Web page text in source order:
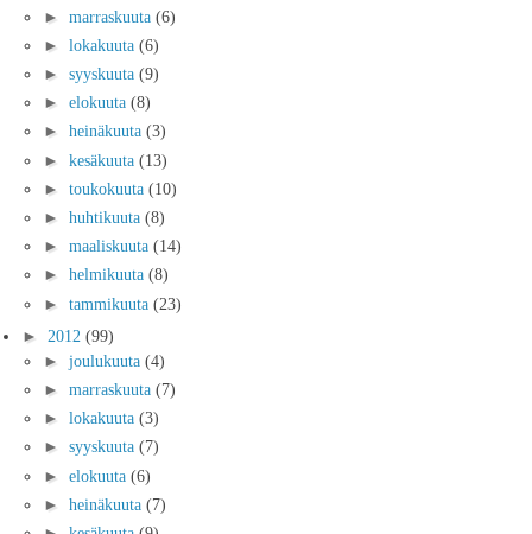
► marraskuuta (6)
► lokakuuta (6)
► syyskuuta (9)
► elokuuta (8)
► heinäkuuta (3)
► kesäkuuta (13)
► toukokuuta (10)
► huhtikuuta (8)
► maaliskuuta (14)
► helmikuuta (8)
► tammikuuta (23)
► 2012 (99)
► joulukuuta (4)
► marraskuuta (7)
► lokakuuta (3)
► syyskuuta (7)
► elokuuta (6)
► heinäkuuta (7)